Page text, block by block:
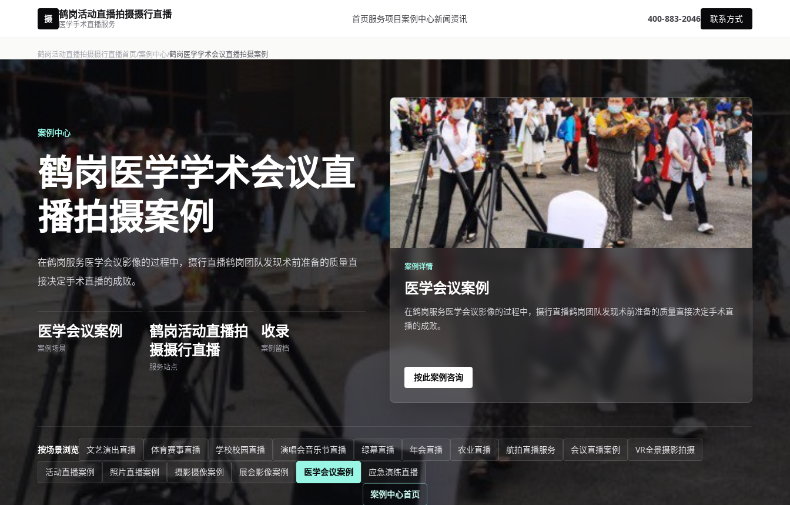
摄 鹤岗活动直播拍摄摄行直播
医学手术直播服务
首页服务项目案例中心新闻资讯 400-883-2046 联系方式
鹤岗活动直播拍摄摄行直播首页/案例中心/鹤岗医学学术会议直播拍摄案例
案例中心
鹤岗医学学术会议直
播拍摄案例
在鹤岗服务医学会议影像的过程中，摄行直播鹤岗团队发现术前准备的质量直
接决定手术直播的成败。
医学会议案例
案例场景
鹤岗活动直播拍
摄摄行直播
服务站点
收录
案例留档
案例详情
医学会议案例
在鹤岗服务医学会议影像的过程中，摄行直播鹤岗团队发现术前准备的质量直接决定手术直
播的成败。
按此案例咨询
按场景浏览 文艺演出直播 体育赛事直播 学校校园直播 演唱会音乐节直播 绿幕直播 年会直播 农业直播 航拍直播服务 会议直播案例
VR全景摄影拍摄
活动直播案例
照片直播案例 摄影摄像案例 展会影像案例 医学会议案例
应急演练直播
案例中心首页